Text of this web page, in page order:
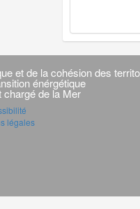
et de la cohésion des
énérgétique
chargé de la Mer
légales